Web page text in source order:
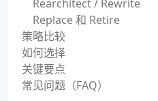
Rearchitect / Rewrite
Replace 和 Retire
策略比较
如何选择
关键要点
常见问题（FAQ）